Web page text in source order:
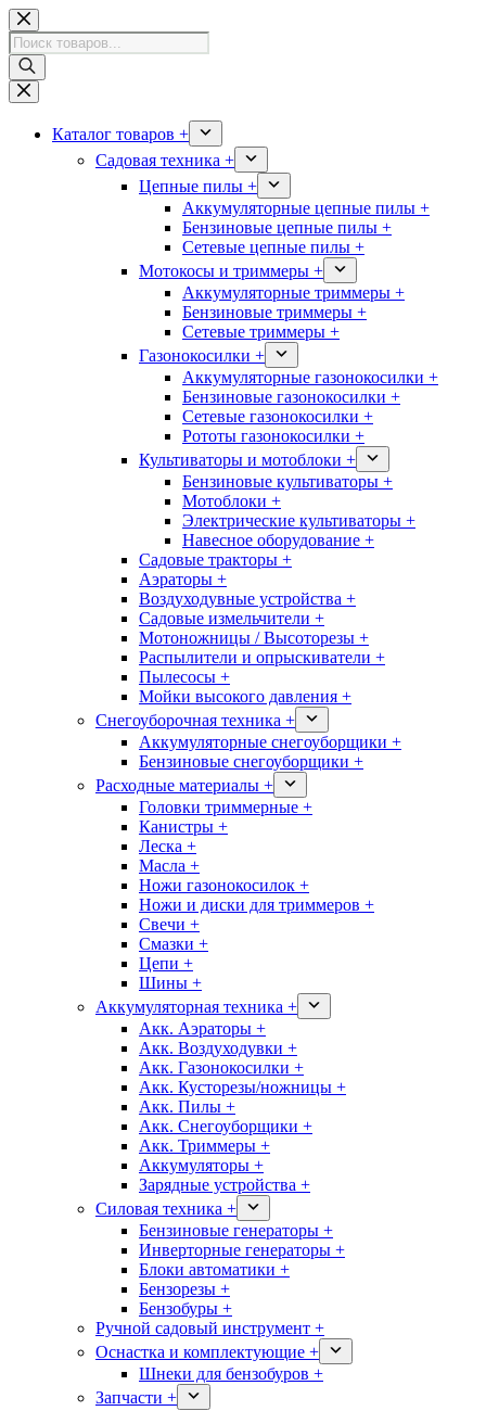
Перейти
к
сути
Поиск
товаров
Каталог товаров +
Садовая техника +
Цепные пилы +
Аккумуляторные цепные пилы +
Бензиновые цепные пилы +
Сетевые цепные пилы +
Мотокосы и триммеры +
Аккумуляторные триммеры +
Бензиновые триммеры +
Сетевые триммеры +
Газонокосилки +
Аккумуляторные газонокосилки +
Бензиновые газонокосилки +
Сетевые газонокосилки +
Рототы газонокосилки +
Культиваторы и мотоблоки +
Бензиновые культиваторы +
Мотоблоки +
Электрические культиваторы +
Навесное оборудование +
Садовые тракторы +
Аэраторы +
Воздуходувные устройства +
Садовые измельчители +
Мотоножницы / Высоторезы +
Распылители и опрыскиватели +
Пылесосы +
Мойки высокого давления +
Снегоуборочная техника +
Аккумуляторные снегоуборщики +
Бензиновые снегоуборщики +
Расходные материалы +
Головки триммерные +
Канистры +
Леска +
Масла +
Ножи газонокосилок +
Ножи и диски для триммеров +
Свечи +
Смазки +
Цепи +
Шины +
Аккумуляторная техника +
Акк. Аэраторы +
Акк. Воздуходувки +
Акк. Газонокосилки +
Акк. Кусторезы/ножницы +
Акк. Пилы +
Акк. Снегоуборщики +
Акк. Триммеры +
Аккумуляторы +
Зарядные устройства +
Силовая техника +
Бензиновые генераторы +
Инверторные генераторы +
Блоки автоматики +
Бензорезы +
Бензобуры +
Ручной садовый инструмент +
Оснастка и комплектующие +
Шнеки для бензобуров +
Запчасти +